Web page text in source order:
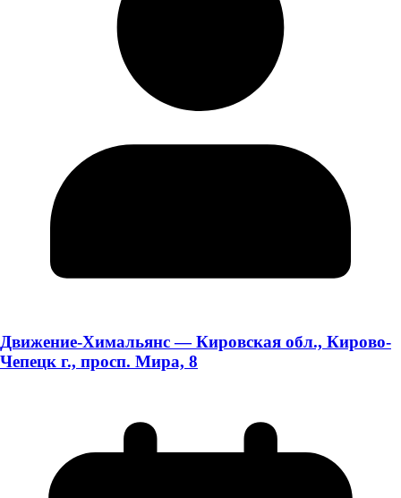
Движение-Химальянс — Кировская обл., Кирово-
Чепецк г., просп. Мира, 8